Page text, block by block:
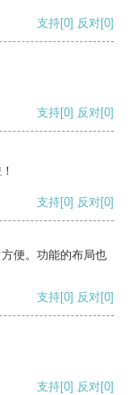
支持[0] 反对[0]
支持[0] 反对[0]
支持[0] 反对[0]
便。功能的布局也
支持[0] 反对[0]
支持[0] 反对[0]